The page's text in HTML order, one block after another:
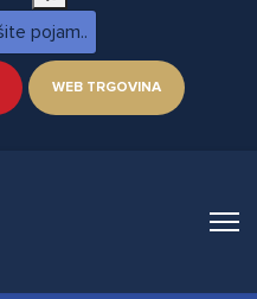
WEB TRGOVINA